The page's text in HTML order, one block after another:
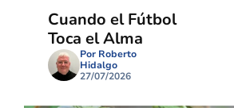
Cuando el Fútbol
Toca el Alma
Por Roberto
Hidalgo
27/07/2026